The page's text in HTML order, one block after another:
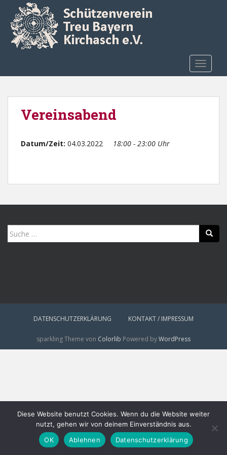
Skip to main content
Vereinsabend
Datum/Zeit: 04.03.2022 18:00 - 23:00 Uhr
Suche
nach:
DATENSCHUTZERKLÄRUNG KONTAKT / IMPRESSUM
sparkling Theme von Colorlib Powered byWordPress
Diese Website benutzt Cookies. Wenn du die Website weiter
nutzt, gehen wir von deinem Einverständnis aus.
OK
Ablehnen Datenschutzerklärung